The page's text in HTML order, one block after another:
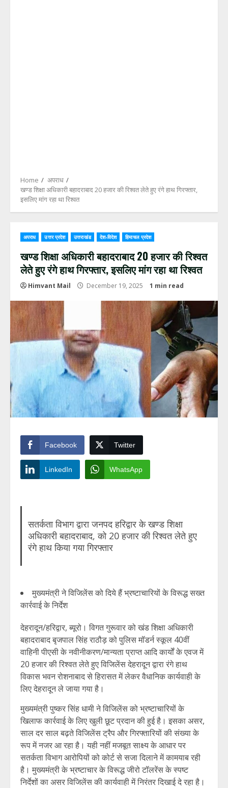
Home
अपराध
खण्ड शिक्षा अधिकारी बहादराबाद 20 हजार की रिश्वत लेते हुए रंगे हाथ गिरफ्तार,
इसलिए मांग रहा था रिश्वत
अपराध उत्तर प्रदेश उत्तराखंड देश-विदेश हिमाचल प्रदेश
खण्ड शिक्षा अधिकारी बहादराबाद 20 हजार की रिश्वत
लेते हुए रंगे हाथ गिरफ्तार, इसलिए मांग रहा था रिश्वत
Himvant Mail December 19, 2025 1 min read
Facebook Twitter
LinkedIn WhatsApp
सतर्कता विभाग द्वारा जनपद हरिद्वार के खण्ड शिक्षा
अधिकारी बहादराबाद, को 20 हजार की रिश्वत लेते हुए
रंगे हाथ किया गया गिरफ्तार
मुख्यमंत्री ने विजिलेंस को दिये हैं भ्रष्टाचारियों के विरूद्ध सख्त
कार्रवाई के निर्देश
देहरादून/हरिद्वार, ब्यूरो। विगत गुरूवार को खंड शिक्षा अधिकारी
बहादराबाद बृजपाल सिंह राठौड़ को पुलिस मॉडर्न स्कूल 40वीं
वाहिनी पीएसी के नवीनीकरण/मान्यता प्राप्त आदि कार्यों के एवज में
20 हजार की रिश्वत लेते हुए विजिलेंस देहरादून द्वारा रंगे हाथ
विकास भवन रोशनाबाद से हिरासत में लेकर वैधानिक कार्यवाही के
लिए देहरादून ले जाया गया है।
मुख्यमंत्री पुष्कर सिंह धामी ने विजिलेंस को भ्रष्टाचारियों के
खिलाफ कार्रवाई के लिए खुली छूट प्रदान की हुई है। इसका असर,
साल दर साल बढ़ते विजिलेंस ट्रैप और गिरफ्तारियों की संख्या के
रूप में नजर आ रहा है। यही नहीं मजबूत साक्ष्य के आधार पर
सतर्कता विभाग आरोपियों को कोर्ट से सजा दिलाने में कामयाब रही
है। मुख्यमंत्री के भ्रष्टाचार के विरूद्ध जीरो टॉलरेंस के स्पष्ट
निर्देशों का असर विजिलेंस की कार्यवाही में निरंतर दिखाई दे रहा है।